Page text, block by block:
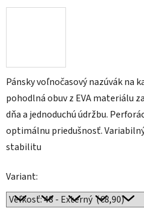
Pánsky voľnočasový nazúvák na
pohodlná obuv z EVA materiálu
dňa a jednoduchú údržbu.
optimálnu priedušnosť.
stabilitu
Variant: